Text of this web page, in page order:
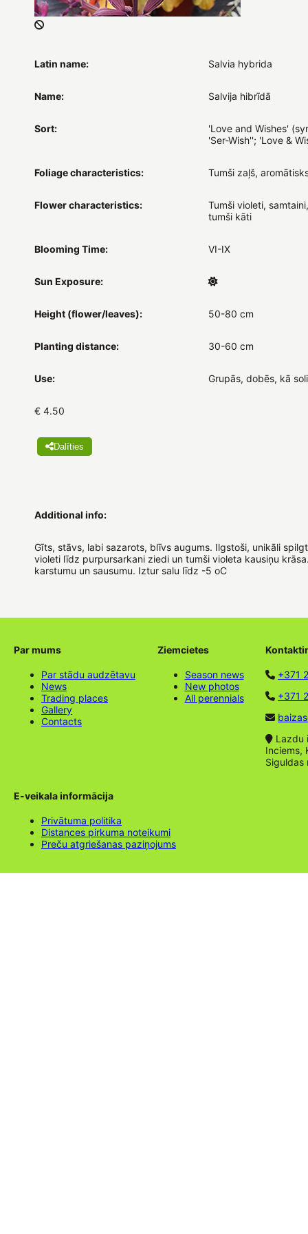
Latin name: Salvia hybrida
Name: Salvija hibrīdā
Sort:
'Love and Wishes'
'Ser-Wish''; 'Love &
Foliage characteristics: Tumši zaļš,
Flower characteristics:
Tumši violeti,
tumši kāti
Blooming Time: VI-IX
Sun Exposure:
Height (flower/leaves): 50-80 cm
Planting distance: 30-60 cm
Use: Grupās, dobēs, kā
€ 4.50
Dalīties
Additional info:
Gīts, stāvs, labi sazarots, blīvs augums. Ilgstoši, unikāli
violeti līdz purpursarkani ziedi un tumši violeta kausiņu
karstumu un sausumu. Iztur salu līdz -5 oC
Par mums
Par stādu audzētavu
News
Trading places
Gallery
Contacts
Ziemcietes
Season news
New photos
All perennials
+371
+371
Lazdu
Inciems,
Siguldas
E-veikala informācija
Privātuma politika
Distances pirkuma noteikumi
Preču atgriešanas paziņojums